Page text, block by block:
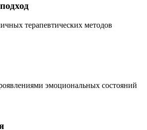
терапевтических методов
эмоциональных состояний